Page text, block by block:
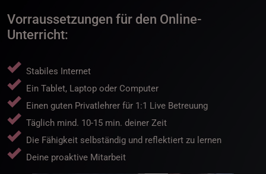
Vorraussetzungen für den Online-
Unterricht:
Stabiles Internet
Ein Tablet, Laptop oder Computer
Einen guten Privatlehrer für 1:1 Live Betreuung
Täglich mind. 10-15 min. deiner Zeit
Die Fähigkeit selbständig und reflektiert zu lernen
Deine proaktive Mitarbeit